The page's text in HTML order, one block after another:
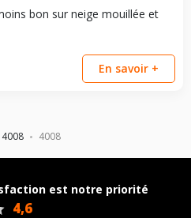
4008 4008
bon sur neige mouillée et
En savoir +
est notre priorité
4,6